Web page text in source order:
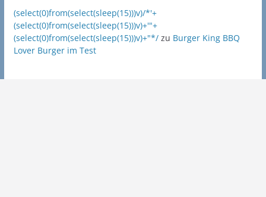
(select(0)from(select(sleep(15)))v)/*'+
(select(0)from(select(sleep(15)))v)+'"+
(select(0)from(select(sleep(15)))v)+"*/zu Burger King BBQ
Lover Burger im Test